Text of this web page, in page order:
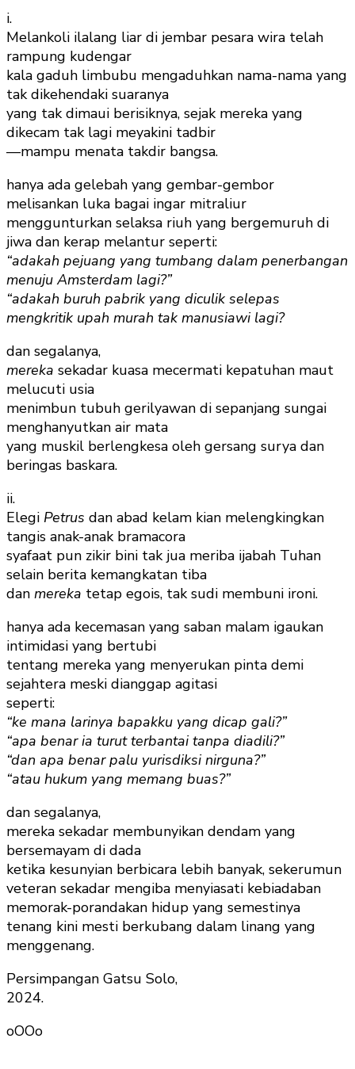
i.
Melankoli ilalang liar di jembar pesara wira telah
rampung kudengar
kala gaduh limbubu mengaduhkan nama-nama yang
tak dikehendaki suaranya
yang tak dimaui berisiknya, sejak mereka yang
dikecam tak lagi meyakini tadbir
—mampu menata takdir bangsa.
hanya ada gelebah yang gembar-gembor
melisankan luka bagai ingar mitraliur
menggunturkan selaksa riuh yang bergemuruh di
jiwa dan kerap melantur seperti:
“adakah pejuang yang tumbang dalam penerbangan
menuju Amsterdam lagi?”
“adakah buruh pabrik yang diculik selepas
mengkritik upah murah tak manusiawi lagi?
dan segalanya,
mereka sekadar kuasa mecermati kepatuhan maut
melucuti usia
menimbun tubuh gerilyawan di sepanjang sungai
menghanyutkan air mata
yang muskil berlengkesa oleh gersang surya dan
beringas baskara.
ii.
Elegi Petrus dan abad kelam kian melengkingkan
tangis anak-anak bramacora
syafaat pun zikir bini tak jua meriba ijabah Tuhan
selain berita kemangkatan tiba
dan mereka tetap egois, tak sudi membuni ironi.
hanya ada kecemasan yang saban malam igaukan
intimidasi yang bertubi
tentang mereka yang menyerukan pinta demi
sejahtera meski dianggap agitasi
seperti:
“ke mana larinya bapakku yang dicap gali?”
“apa benar ia turut terbantai tanpa diadili?”
“dan apa benar palu yurisdiksi nirguna?”
“atau hukum yang memang buas?”
dan segalanya,
mereka sekadar membunyikan dendam yang
bersemayam di dada
ketika kesunyian berbicara lebih banyak, sekerumun
veteran sekadar mengiba menyiasati kebiadaban
memorak-porandakan hidup yang semestinya
tenang kini mesti berkubang dalam linang yang
menggenang.
Persimpangan Gatsu Solo,
2024.
oOOo